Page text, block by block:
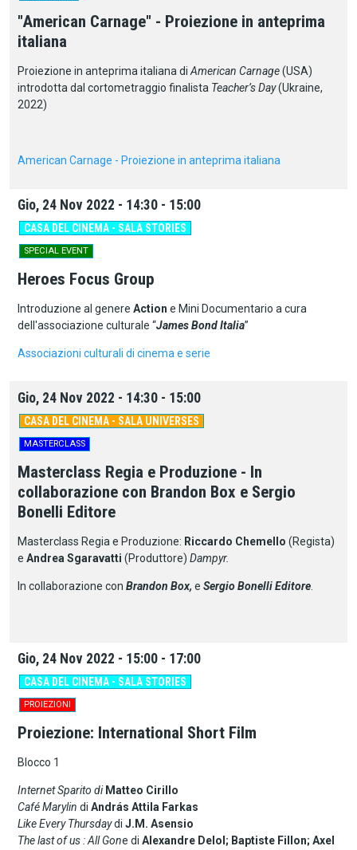
"American Carnage" - Proiezione in anteprima
italiana
Proiezione in anteprima italiana diAmerican Carnage(USA)
introdotta dal cortometraggio finalista Teacher’s Day(Ukraine,
2022)
American Carnage - Proiezione in anteprima italiana
Gio, 24 Nov 2022 - 14:30 - 15:00
CASA DEL CINEMA - SALA STORIES
SPECIAL EVENT
Heroes Focus Group
Introduzione al genereAction e Mini Documentario a cura
dell'associazione culturale “James Bond Italia”
Associazioni culturali di cinema e serie
Gio, 24 Nov 2022 - 14:30 - 15:00
CASA DEL CINEMA - SALA UNIVERSES
MASTERCLASS
Masterclass Regia e Produzione - In
collaborazione con Brandon Box e Sergio
Bonelli Editore
Masterclass Regia e Produzione: Riccardo Chemello (Regista)
eAndrea Sgaravatti (Produttore)Dampyr.
In collaborazione conBrandon Box,eSergio Bonelli Editore
Gio, 24 Nov 2022 - 15:00 - 17:00
CASA DEL CINEMA - SALA STORIES
PROIEZIONI
Proiezione: International Short Film
Blocco 1
Internet Sparito di Matteo Cirillo
Café Marylin diAndrás Attila Farkas
Like Every ThursdaydiJ.M. Asensio
The last of us : All Gone diAlexandre Delol; Baptiste Fillon; Axel